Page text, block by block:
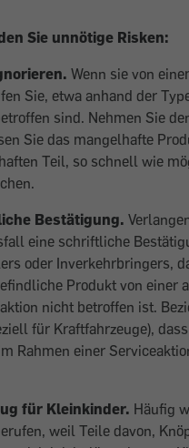
Sie unnötige Risken:
Wenn sie von
Sie, etwa anhand der
sind. Nehmen Sie
Sie das mangelhafte
Teil, so schnell wie
Bestätigung.
eine schriftliche
oder Inverkehrbringers,
Produkt von einer
nicht betroffen ist.
für Kraftfahrzeuge),
Rahmen einer
für Kleinkinder. Häufig
weil Teile davon,